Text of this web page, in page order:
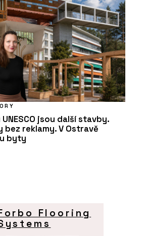
jsou další stavby.
bez reklamy. V Ostravě
byty
Flooring